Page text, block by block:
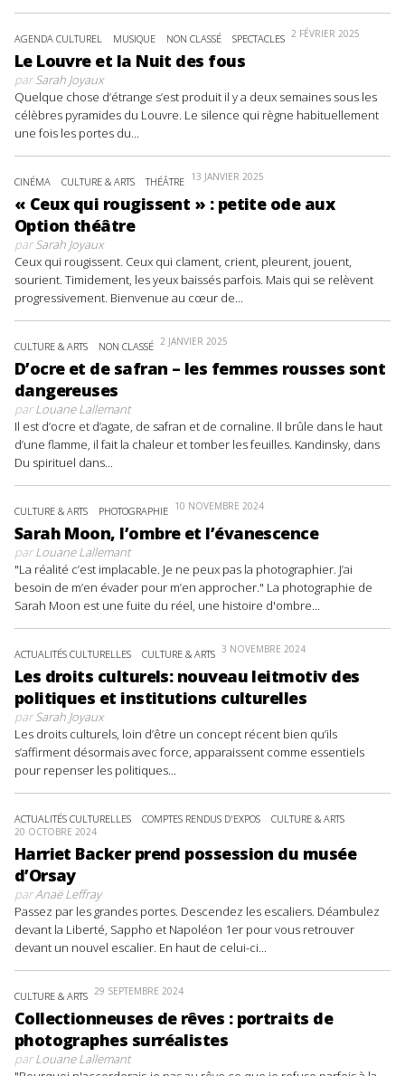
AGENDA CULTUREL MUSIQUE NON CLASSÉ SPECTACLES 2 FÉVRIER 2025
Le Louvre et la Nuit des fous
parSarah Joyaux
Quelque chose d’étrange s’est produit il y a deux semaines sous les
célèbres pyramides du Louvre. Le silence qui règne habituellement
une fois les portes du...
CINÉMA CULTURE & ARTS THÉÂTRE 13 JANVIER 2025
« Ceux qui rougissent » : petite ode aux
Option théâtre
parSarah Joyaux
Ceux qui rougissent. Ceux qui clament, crient, pleurent, jouent,
sourient. Timidement, les yeux baissés parfois. Mais qui se relèvent
progressivement. Bienvenue au cœur de...
CULTURE & ARTS NON CLASSÉ 2 JANVIER 2025
D’ocre et de safran – les femmes rousses sont
dangereuses
parLouane Lallemant
Il est d’ocre et d’agate, de safran et de cornaline. Il brûle dans le haut
d’une flamme, il fait la chaleur et tomber les feuilles. Kandinsky, dans
Du spirituel dans...
CULTURE & ARTS PHOTOGRAPHIE 10 NOVEMBRE 2024
Sarah Moon, l’ombre et l’évanescence
parLouane Lallemant
"La réalité c’est implacable. Je ne peux pas la photographier. J’ai
besoin de m’en évader pour m’en approcher." La photographie de
Sarah Moon est une fuite du réel, une histoire d'ombre...
ACTUALITÉS CULTURELLES CULTURE & ARTS 3 NOVEMBRE 2024
Les droits culturels: nouveau leitmotiv des
politiques et institutions culturelles
parSarah Joyaux
Les droits culturels, loin d’être un concept récent bien qu’ils
s’affirment désormais avec force, apparaissent comme essentiels
pour repenser les politiques...
ACTUALITÉS CULTURELLES COMPTES RENDUS D'EXPOS CULTURE & ARTS
20 OCTOBRE 2024
Harriet Backer prend possession du musée
d’Orsay
parAnaë Leffray
Passez par les grandes portes. Descendez les escaliers. Déambulez
devant la Liberté, Sappho et Napoléon 1er pour vous retrouver
devant un nouvel escalier. En haut de celui-ci...
CULTURE & ARTS 29 SEPTEMBRE 2024
Collectionneuses de rêves : portraits de
photographes surréalistes
parLouane Lallemant